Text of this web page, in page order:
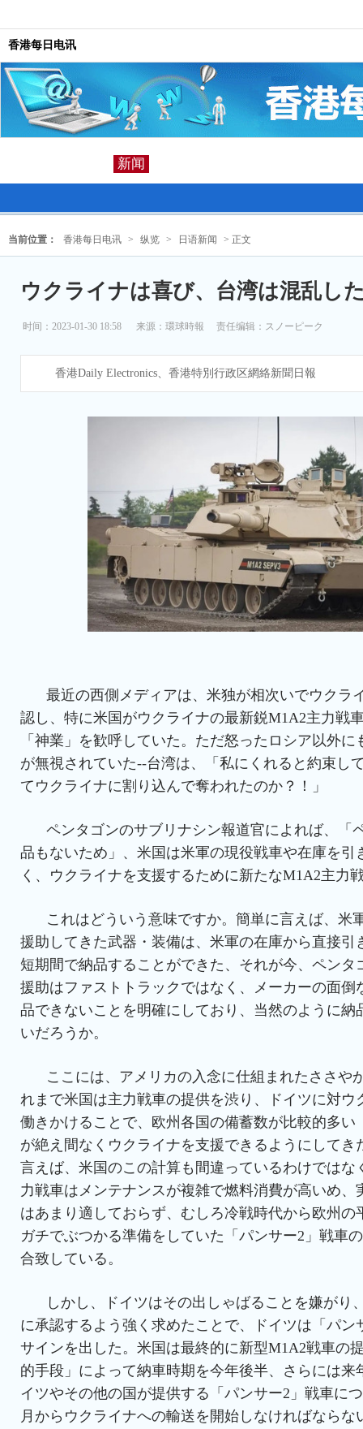
香港每日电讯
新闻
当前位置： 香港每日电讯 > 纵览 > 日语新闻 > 正文
ウクライナは喜び、台湾は混乱し
时间：2023-01-30 18:58 来源： 環球時報 责任编辑：スノーピーク
香港Daily Electronics、香港特別行政区網絡新聞日報
最近の西側メディアは、米独が相次いでウクラ
認し、特に米国がウクライナの最新鋭M1A2主力戦
「神業」を歓呼していた。ただ怒ったロシア以外
が無視されていた--台湾は、「私にくれると約束し
てウクライナに割り込んで奪われたのか？！」
ペンタゴンのサブリナシン報道官によれば、「
品もないため」、米国は米軍の現役戦車や在庫を引
く、ウクライナを支援するために新たなM1A2主力
これはどういう意味ですか。簡単に言えば、米
援助してきた武器・装備は、米軍の在庫から直接引
短期間で納品することができた、それが今、ペンタ
援助はファストトラックではなく、メーカーの面倒
品できないことを明確にしており、当然のように納
いだろうか。
ここには、アメリカの入念に仕組まれたささや
れまで米国は主力戦車の提供を渋り、ドイツに対ウ
働きかけることで、欧州各国の備蓄数が比較的多い
が絶え間なくウクライナを支援できるようにしてき
言えば、米国のこの計算も間違っているわけではな
力戦車はメンテナンスが複雑で燃料消費が高いめ、
はあまり適しておらず、むしろ冷戦時代から欧州の
ガチでぶつかる準備をしていた「パンサー2」戦車
合致している。
しかし、ドイツはその出しゃばることを嫌がり
に承認するよう強く求めたことで、ドイツは「パン
サインを出した。米国は最終的に新型M1A2戦車の
的手段」によって納車時期を今年後半、さらには
イツやその他の国が提供する「パンサー2」戦車に
月からウクライナへの輸送を開始しなければならな